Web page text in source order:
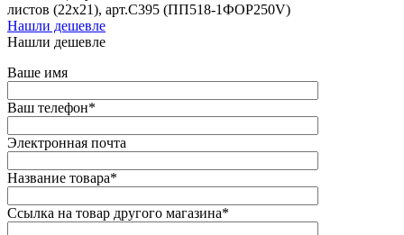
листов (22х21), арт.С395 (ПП518-1ФОР250V)
Нашли дешевле
Нашли дешевле
Ваше имя
Ваш телефон*
Электронная почта
Название товара*
Ссылка на товар другого магазина*